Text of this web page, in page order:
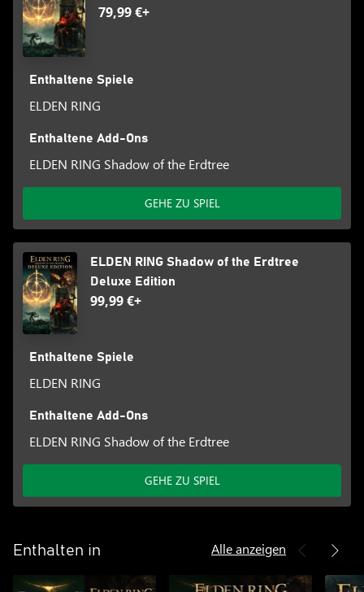
79,99 €+
Enthaltene Spiele
ELDEN RING
Enthaltene Add-Ons
ELDEN RING Shadow of the Erdtree
GEHE ZU SPIEL
ELDEN RING Shadow of the Erdtree
Deluxe Edition
99,99 €+
Enthaltene Spiele
ELDEN RING
Enthaltene Add-Ons
ELDEN RING Shadow of the Erdtree
GEHE ZU SPIEL
Enthalten in Alle anzeigen